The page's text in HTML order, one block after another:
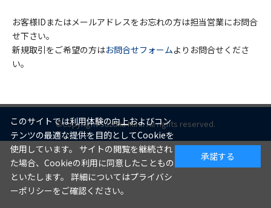
お客様IDまたはメールアドレスをお忘れの方は担当営業にお問合
せ下さい。
新規取引をご希望の方はお問合せフォームよりお問合せくださ
い。
©Copyright Suzuka Mirai All rights reserved.
このサイトでは利用体験の向上およびコン
テンツの最適な提供を目的としてCookieを
使用しています。 サイトの閲覧を継続され
た場合、Cookieの利用に同意したこともの
といたします。 詳細についてはプライバシ
ーポリシーをご確認ください。
承諾する